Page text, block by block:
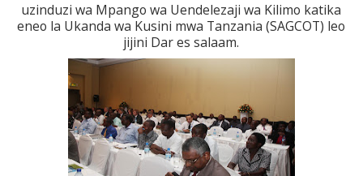
uzinduzi wa Mpango wa Uendelezaji wa Kilimo katika
eneo la Ukanda wa Kusini mwa Tanzania (SAGCOT) leo
jijini Dar es salaam.